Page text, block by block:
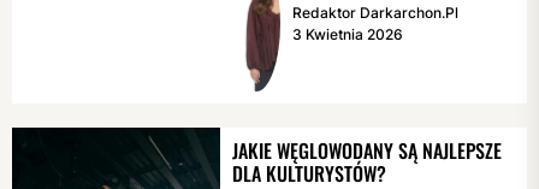
Redaktor Darkarchon.pl
3 Kwietnia 2026
JAKIE WĘGLOWODANY SĄ NAJLEPSZE
DLA KULTURYSTÓW?